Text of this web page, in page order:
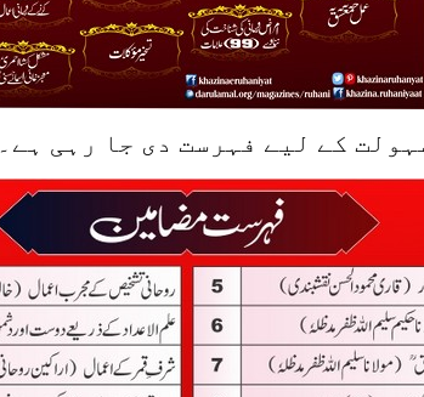
کے لیے فہرست دی جا رہی ہے۔